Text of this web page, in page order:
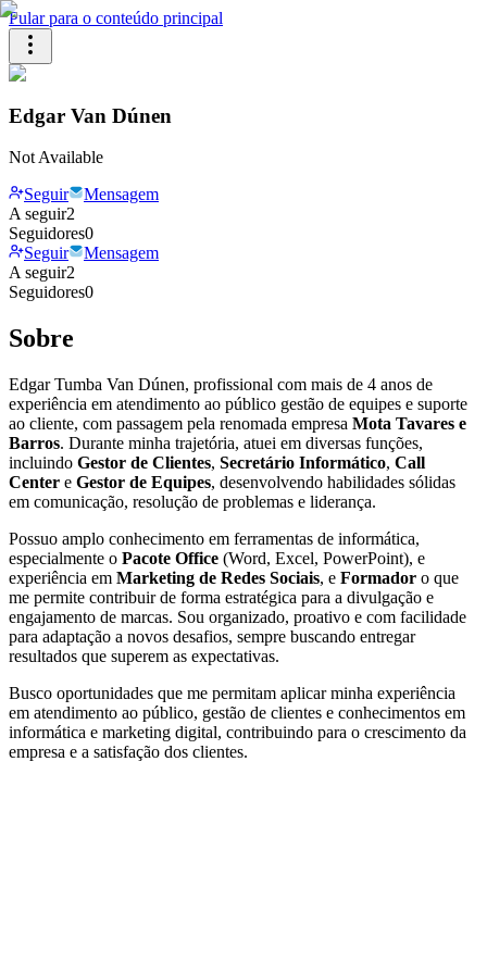
Pular para o conteúdo principal
Edgar Van Dúnen
Not Available
Seguir
Mensagem
A seguir2
Seguidores0
Seguir
Mensagem
A seguir2
Seguidores0
Sobre
Edgar Tumba Van Dúnen, profissional com mais de 4 anos de
experiência em atendimento ao público gestão de equipes e suporte
ao cliente, com passagem pela renomada empresa Mota Tavares e
Barros. Durante minha trajetória, atuei em diversas funções,
incluindo Gestor de Clientes, Secretário Informático, Call
Center e Gestor de Equipes, desenvolvendo habilidades sólidas
em comunicação, resolução de problemas e liderança.
Possuo amplo conhecimento em ferramentas de informática,
especialmente o Pacote Office (Word, Excel, PowerPoint), e
experiência em Marketing de Redes Sociais, e Formador o que
me permite contribuir de forma estratégica para a divulgação e
engajamento de marcas. Sou organizado, proativo e com facilidade
para adaptação a novos desafios, sempre buscando entregar
resultados que superem as expectativas.
Busco oportunidades que me permitam aplicar minha experiência
em atendimento ao público, gestão de clientes e conhecimentos em
informática e marketing digital, contribuindo para o crescimento da
empresa e a satisfação dos clientes.